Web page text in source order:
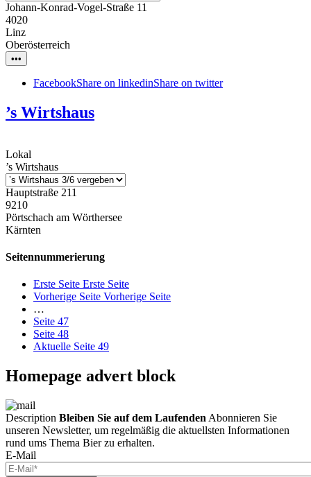
Johann-Konrad-Vogel-Straße 11
4020
Linz
Oberösterreich
•••
FacebookShare on linkedinShare on twitter
’s Wirtshaus
Lokal
’s Wirtshaus
Hauptstraße 211
9210
Pörtschach am Wörthersee
Kärnten
Seitennummerierung
Erste Seite Erste Seite
Vorherige Seite Vorherige Seite
…
Seite 47
Seite 48
Aktuelle Seite 49
Homepage advert block
Description Bleiben Sie auf dem Laufenden Abonnieren Sie
unseren Newsletter, um regelmäßig die aktuellsten Informationen
rund ums Thema Bier zu erhalten.
E-Mail